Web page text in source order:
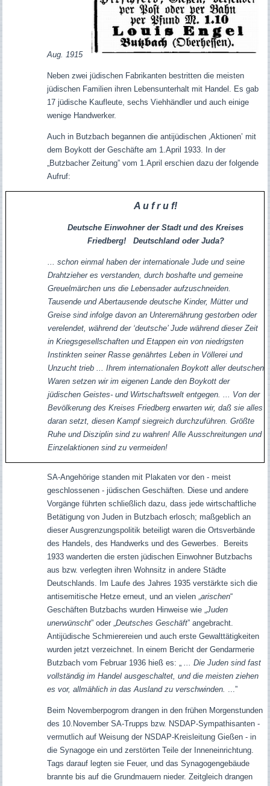
Aug. 1915
Neben zwei jüdischen Fabrikanten bestritten die meisten
jüdischen Familien ihren Lebensunterhalt mit Handel. Es gab
17 jüdische Kaufleute, sechs Viehhändler und auch einige
wenige Handwerker.
Auch in Butzbach begannen die antijüdischen ‚Aktionen’ mit
dem Boykott der Geschäfte am 1.April 1933. In der
„Butzbacher Zeitung” vom 1.April erschien dazu der folgende
Aufruf:
A u f r u f!
Deutsche Einwohner der Stadt und des Kreises
Friedberg! Deutschland oder Juda?
... schon einmal haben der internationale Jude und seine
Drahtzieher es verstanden, durch boshafte und gemeine
Greuelmärchen uns die Lebensader aufzuschneiden.
Tausende und Abertausende deutsche Kinder, Mütter und
Greise sind infolge davon an Unterernährung gestorben oder
verelendet, während der ‘deutsche’ Jude während dieser Zeit
in Kriegsgesellschaften und Etappen ein von niedrigsten
Instinkten seiner Rasse genährtes Leben in Völlerei und
Unzucht trieb ... Ihrem internationalen Boykott aller deutschen
Waren setzen wir im eigenen Lande den Boykott der
jüdischen Geistes- und Wirtschaftswelt entgegen. ... Von der
Bevölkerung des Kreises Friedberg erwarten wir, daß sie alles
daran setzt, diesen Kampf siegreich durchzuführen. Größte
Ruhe und Disziplin sind zu wahren!Alle Ausschreitungen und
Einzelaktionen sind zu vermeiden!
SA-Angehörige standen mit Plakaten vor den - meist
geschlossenen - jüdischen Geschäften. Diese und andere
Vorgänge führten schließlich dazu, dass jede wirtschaftliche
Betätigung von Juden in Butzbach erlosch; maßgeblich an
dieser Ausgrenzungspolitik beteiligt waren die Ortsverbände
des Handels, des Handwerks und des Gewerbes. Bereits
1933 wanderten die ersten jüdischen Einwohner Butzbachs
aus bzw. verlegten ihren Wohnsitz in andere Städte
Deutschlands. Im Laufe des Jahres 1935 verstärkte sich die
antisemitische Hetze erneut, und an vielen „arischen“
Geschäften Butzbachs wurden Hinweise wie „Juden
unerwünscht” oder „Deutsches Geschäft” angebracht.
Antijüdische Schmierereien und auch erste Gewalttätigkeiten
wurden jetzt verzeichnet. In einem Bericht der Gendarmerie
Butzbach vom Februar 1936 hieß es: „... Die Juden sind fast
vollständig im Handel ausgeschaltet, und die meisten ziehen
es vor, allmählich in das Ausland zu verschwinden. ...”
Beim Novemberpogrom drangen in den frühen Morgenstunden
des 10.November SA-Trupps bzw. NSDAP-Sympathisanten -
vermutlich auf Weisung der NSDAP-Kreisleitung Gießen - in
die Synagoge ein und zerstörten Teile der Inneneinrichtung.
Tags darauf legten sie Feuer, und das Synagogengebäude
brannte bis auf die Grundmauern nieder. Zeitgleich drangen